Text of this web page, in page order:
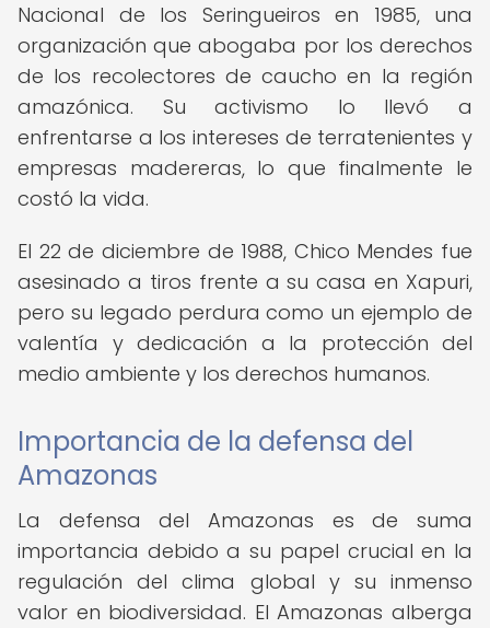
Nacional de los Seringueiros en 1985, una
organización que abogaba por los derechos
de los recolectores de caucho en la región
amazónica. Su activismo lo llevó a
enfrentarse a los intereses de terratenientes y
empresas madereras, lo que finalmente le
costó la vida.
El 22 de diciembre de 1988, Chico Mendes fue
asesinado a tiros frente a su casa en Xapuri,
pero su legado perdura como un ejemplo de
valentía y dedicación a la protección del
medio ambiente y los derechos humanos.
Importancia de la defensa del
Amazonas
La defensa del Amazonas es de suma
importancia debido a su papel crucial en la
regulación del clima global y su inmenso
valor en biodiversidad. El Amazonas alberga